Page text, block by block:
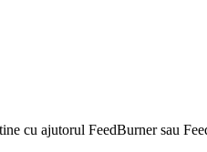
cu ajutorul FeedBurner sau